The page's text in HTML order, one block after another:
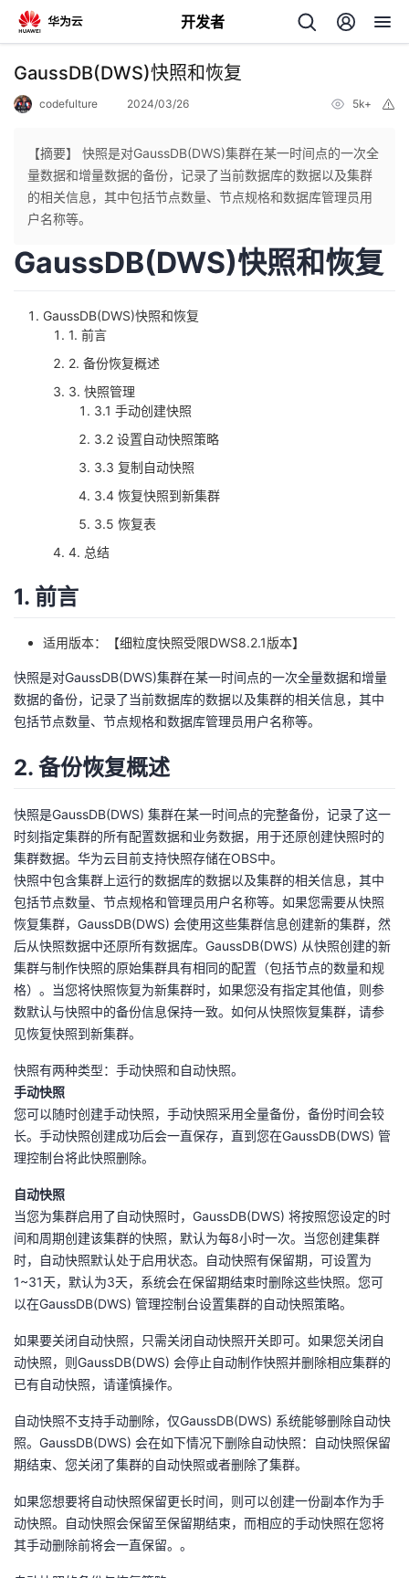
开发者
返
个
人
主
我
的
子
直
的
我
注
开
发
者
学
堂
我
的
课
程
我
的
认
证
我
的
实
验
我
的
收
的
Programs
我
的
支
持
我
技
术
支
持
的
云
声
建
议
GaussDB(DWS)快照和恢复
codefulture 2024/03/26 5k+
【摘要】 快照是对GaussDB(DWS)集群在某一时间点的一次全
量数据和增量数据的备份，记录了当前数据库的数据以及集群
的相关信息，其中包括节点数量、节点规格和数据库管理员用
户名称等。
GaussDB(DWS)快照和恢复
GaussDB(DWS)快照和恢复
1. 前言
2. 备份恢复概述
3. 快照管理
3.1 手动创建快照
3.2 设置自动快照策略
3.3 复制自动快照
3.4 恢复快照到新集群
3.5 恢复表
4. 总结
1. 前言
适用版本：【细粒度快照受限DWS8.2.1版本】
快照是对GaussDB(DWS)集群在某一时间点的一次全量数据和增量
数据的备份，记录了当前数据库的数据以及集群的相关信息，其中
包括节点数量、节点规格和数据库管理员用户名称等。
2. 备份恢复概述
快照是GaussDB(DWS) 集群在某一时间点的完整备份，记录了这一
时刻指定集群的所有配置数据和业务数据，用于还原创建快照时的
集群数据。华为云目前支持快照存储在OBS中。
快照中包含集群上运行的数据库的数据以及集群的相关信息，其中
包括节点数量、节点规格和管理员用户名称等。如果您需要从快照
恢复集群，GaussDB(DWS) 会使用这些集群信息创建新的集群，然
后从快照数据中还原所有数据库。GaussDB(DWS) 从快照创建的新
集群与制作快照的原始集群具有相同的配置（包括节点的数量和规
格）。当您将快照恢复为新集群时，如果您没有指定其他值，则参
数默认与快照中的备份信息保持一致。如何从快照恢复集群，请参
见恢复快照到新集群。
快照有两种类型：手动快照和自动快照。
手动快照
您可以随时创建手动快照，手动快照采用全量备份，备份时间会较
长。手动快照创建成功后会一直保存，直到您在GaussDB(DWS) 管
理控制台将此快照删除。
自动快照
当您为集群启用了自动快照时，GaussDB(DWS) 将按照您设定的时
间和周期创建该集群的快照，默认为每8小时一次。当您创建集群
时，自动快照默认处于启用状态。自动快照有保留期，可设置为
1~31天，默认为3天，系统会在保留期结束时删除这些快照。您可
以在GaussDB(DWS) 管理控制台设置集群的自动快照策略。
如果要关闭自动快照，只需关闭自动快照开关即可。如果您关闭自
动快照，则GaussDB(DWS) 会停止自动制作快照并删除相应集群的
已有自动快照，请谨慎操作。
自动快照不支持手动删除，仅GaussDB(DWS) 系统能够删除自动快
照。GaussDB(DWS) 会在如下情况下删除自动快照：自动快照保留
期结束、您关闭了集群的自动快照或者删除了集群。
如果您想要将自动快照保留更长时间，则可以创建一份副本作为手
动快照。自动快照会保留至保留期结束，而相应的手动快照在您将
其手动删除前将会一直保留。。